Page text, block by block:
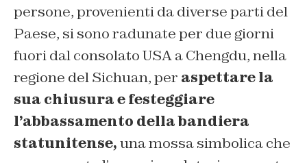
persone, provenienti da diverse parti del
Paese, si sono radunate per due giorni
fuori dal consolato USA a Chengdu, nella
regione del Sichuan, per aspettare la
sua chiusura e festeggiare
l’abbassamento della bandiera
statunitense,una mossa simbolica che